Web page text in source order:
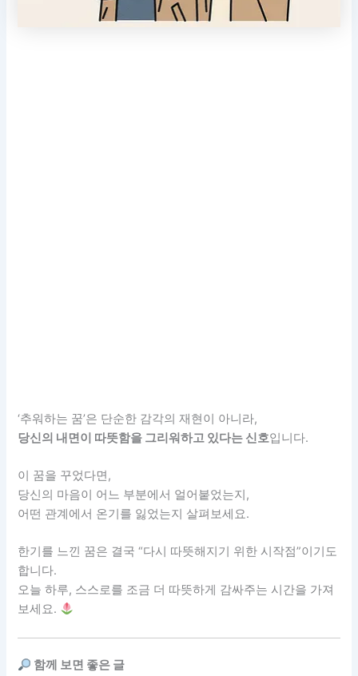
‘추워하는 꿈’은 단순한 감각의 재현이 아니라,
당신의 내면이 따뜻함을 그리워하고 있다는 신호입니다.
이 꿈을 꾸었다면,
당신의 마음이 어느 부분에서 얼어붙었는지,
어떤 관계에서 온기를 잃었는지 살펴보세요.
한기를 느낀 꿈은 결국 “다시 따뜻해지기 위한 시작점”이기도
합니다.
오늘 하루, 스스로를 조금 더 따뜻하게 감싸주는 시간을 가져
보세요.
함께 보면 좋은 글